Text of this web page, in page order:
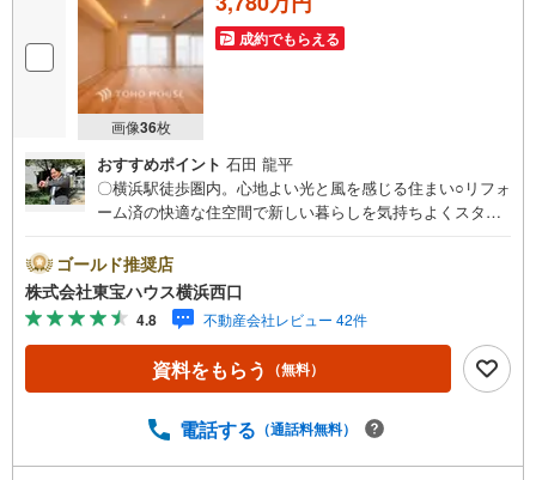
もお客様のお問合せをお待ちしております。
画像36枚
成約でもらえる
おすすめポイント 石田 龍平
〇横浜駅徒歩圏内。心地よい光と風を感じる住まい○リフォ
ーム済の快適な住空間で新しい暮らしを気持ちよくスター
ーーYahoo！ 不動産キャンペーン対象店舗ーーーー当店で
物件を成約するとPayPayボーナスライトがもらえる「Yah
oo！ 不動産 物件ご成約キャンペーン」の対象になりま
す。「資料をもらう」「見学予約をする」ボタンからお問
い合わせください。※必ずYahoo！ JAPAN IDでログインし
てください。※PayPayボーナスライトは出金と譲渡はでき
ーーーーーーーーーーーーーーーーーーー紹介金融機関/都
ゴールド推奨店
株式会社東宝ハウス横浜西口
4.8 不動産会社レビュー 42件
資料をもらう （無料）
電話する （通話料無料）